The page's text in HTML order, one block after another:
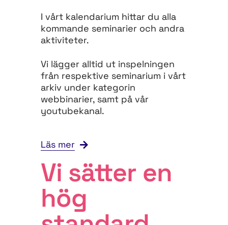
I vårt kalendarium hittar du alla
kommande seminarier och andra
aktiviteter.
Vi lägger alltid ut inspelningen
från respektive seminarium i vårt
arkiv under kategorin
webbinarier, samt på vår
youtubekanal.
Läs mer
Vi sätter en
hög